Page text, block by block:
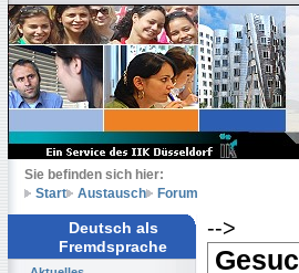
Sie befinden sich hier:
Start
Austausch Forum
Deutsch als
Fremdsprache
-->